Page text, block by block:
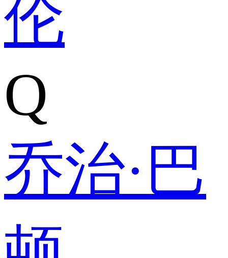
伦
Q
乔治·巴